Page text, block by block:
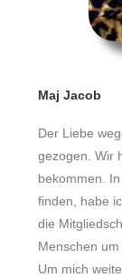
Maj Jacob
Der Liebe
gezogen. Wir
bekommen.
finden, habe
die
Menschen um
Um mich